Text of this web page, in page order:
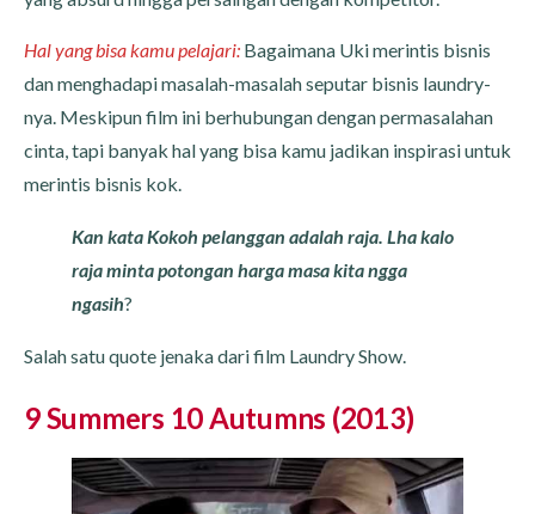
Hal yang bisa kamu pelajari: Bagaimana Uki merintis bisnis
dan menghadapi masalah-masalah seputar bisnis laundry-
nya. Meskipun film ini berhubungan dengan permasalahan
cinta, tapi banyak hal yang bisa kamu jadikan inspirasi untuk
merintis bisnis kok.
Kan kata Kokoh pelanggan adalah raja. Lha kalo
raja minta potongan harga masa kita ngga
ngasih?
Salah satu quote jenaka dari film Laundry Show.
9 Summers 10 Autumns (2013)